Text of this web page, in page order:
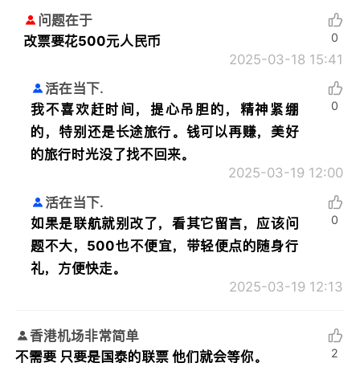
问题在于
改票要花500元人民币
2025-03-18 15:41
0
活在当下.
我不喜欢赶时间，提心吊胆的，精神紧绷
的，特别还是长途旅行。钱可以再赚，美好
的旅行时光没了找不回来。
2025-03-19 12:00
0
活在当下.
如果是联航就别改了，看其它留言，应该问
题不大，500也不便宜，带轻便点的随身行
礼，方便快走。
2025-03-19 12:13
0
香港机场非常简单
不需要 只要是国泰的联票 他们就会等你。
2